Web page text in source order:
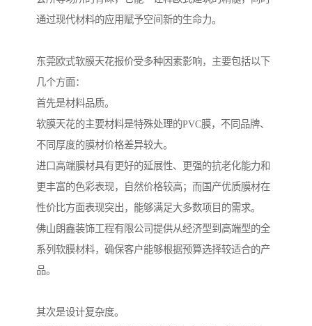
通过现代材料的应用赋予空间新的生命力。
东莞欧式软膜天花报价受多种因素影响，主要包括以下
几个方面：
首先是材料品质。
软膜天花的主要材料是特殊处理的PVC膜，不同品牌、
不同厚度的膜材价格差异较大。
进口高端膜材具有更好的延展性、更强的抗老化能力和
更丰富的色彩表现，自然价格较高；而国产优质膜材在
性价比方面表现突出，能够满足大多数项目的需求。
佛山朗鑫装饰工程有限公司提供从经济型到高端型的全
系列软膜材料，确保客户能够根据预算选择较适合的产
品。
其次是设计复杂度。